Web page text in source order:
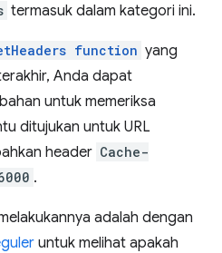
termasuk dalam kategori ini.
function yang
Anda dapat
untuk memeriksa
ditujukan untuk URL
header Cache-
.
adalah dengan
untuk melihat apakah